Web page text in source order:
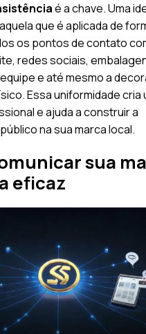
é a chave. Uma
que é aplicada de
os pontos de contato
redes sociais,
e até mesmo a
Essa uniformidade cria
e ajuda a construir a
na sua marca local.
sua
eficaz